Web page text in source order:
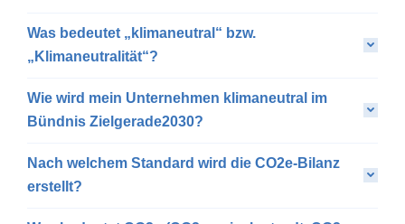
Was bedeutet „klimaneutral“ bzw.
„Klimaneutralität“?
Wie wird mein Unternehmen klimaneutral im
Bündnis Zielgerade2030?
Nach welchem Standard wird die CO2e-Bilanz
erstellt?